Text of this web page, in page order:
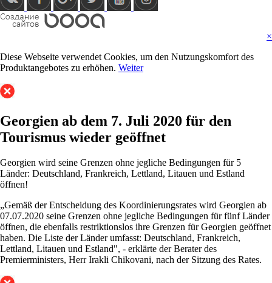
×
Diese Webseite verwendet Cookies, um den Nutzungskomfort des
Produktangebotes zu erhöhen. Weiter
Georgien ab dem 7. Juli 2020 für den
Tourismus wieder geöffnet
Georgien wird seine Grenzen ohne jegliche Bedingungen für 5
Länder: Deutschland, Frankreich, Lettland, Litauen und Estland
öffnen!
„Gemäß der Entscheidung des Koordinierungsrates wird Georgien ab
07.07.2020 seine Grenzen ohne jegliche Bedingungen für fünf Länder
öffnen, die ebenfalls restriktionslos ihre Grenzen für Georgien geöffnet
haben. Die Liste der Länder umfasst: Deutschland, Frankreich,
Lettland, Litauen und Estland", - erklärte der Berater des
Premierministers, Herr Irakli Chikovani, nach der Sitzung des Rates.